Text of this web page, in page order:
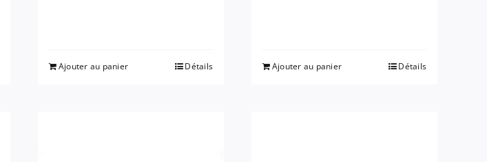
Ajouter au panier Détails Ajouter au panier Détails